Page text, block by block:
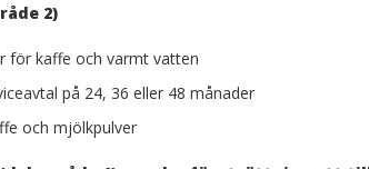
2)
för kaffe och varmt vatten
på 24, 36 eller 48 månader
och mjölkpulver